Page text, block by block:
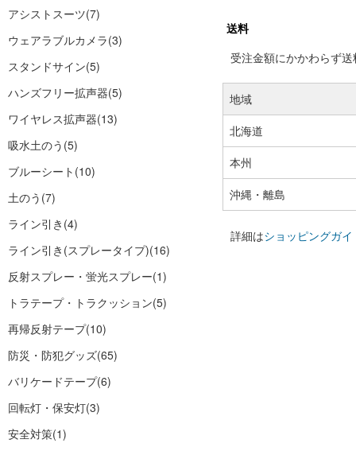
アシストスーツ(7)
ウェアラブルカメラ(3)
スタンドサイン(5)
ハンズフリー拡声器(5)
ワイヤレス拡声器(13)
吸水土のう (5)
ブルーシート (10)
土のう (7)
ライン引き (4)
ライン引き(スプレータイプ)(16)
反射スプレー・蛍光スプレー(1)
トラテープ・トラクッション(5)
再帰反射テープ(10)
防災・防犯グッズ(65)
バリケードテープ(6)
回転灯・保安灯(3)
安全対策(1)
送料
受注金額にかかわらず
地域
北海道
本州
沖縄・離島
詳細はショッピングガイ